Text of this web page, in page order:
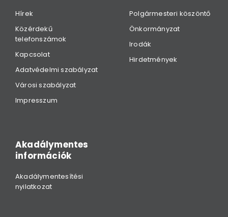
Hírek
Közérdekű
telefonszámok
Kapcsolat
Adatvédelmi szabályzat
Városi szabályzat
Impresszum
Polgármesteri köszöntő
Önkormányzat
Irodák
Hirdetmények
Akadálymentes
információk
Akadálymentesítési
nyilatkozat